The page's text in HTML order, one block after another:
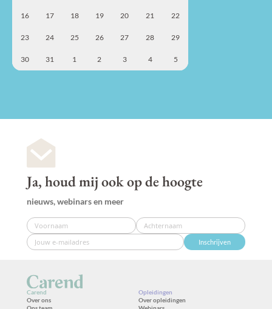
16 17 18 19 20 21 22
23 24 25 26 27 28 29
30 31 1 2 3 4 5
Ja, houd mij ook op de hoogte
nieuws, webinars en meer
Inschrijven
Carend
Over ons
Ons team
Opleidingen
Over opleidingen
Webinars